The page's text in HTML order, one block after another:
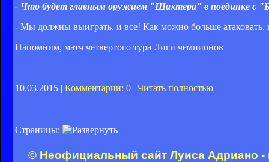
- Что будет главным оружием "Шахтера" в поединке с
- Мы должны выиграть, и все! Как можно больше атаковать,
Напомним, матч четвертого тура Лиги чемпионов
10.03.2015 | Комментарии: 0 | Читать полностью
Страницы:
© Неофициальный сайт Луиса Адриано -